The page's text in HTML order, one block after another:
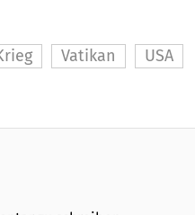
Vatikan USA